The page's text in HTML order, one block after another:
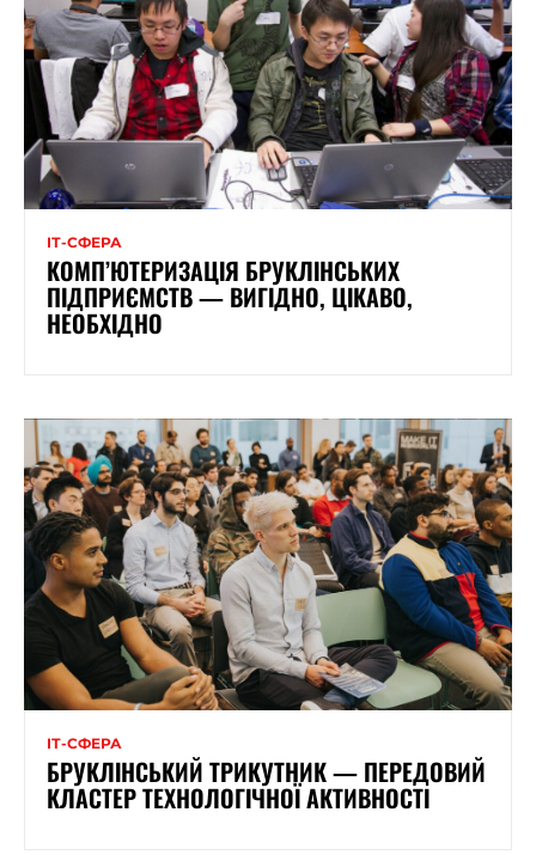
ІТ-СФЕРА
КОМП’ЮТЕРИЗАЦІЯ БРУКЛІНСЬКИХ
ПІДПРИЄМСТВ — ВИГІДНО, ЦІКАВО,
НЕОБХІДНО
ІТ-СФЕРА
БРУКЛІНСЬКИЙ ТРИКУТНИК — ПЕРЕДОВИЙ
КЛАСТЕР ТЕХНОЛОГІЧНОЇ АКТИВНОСТІ